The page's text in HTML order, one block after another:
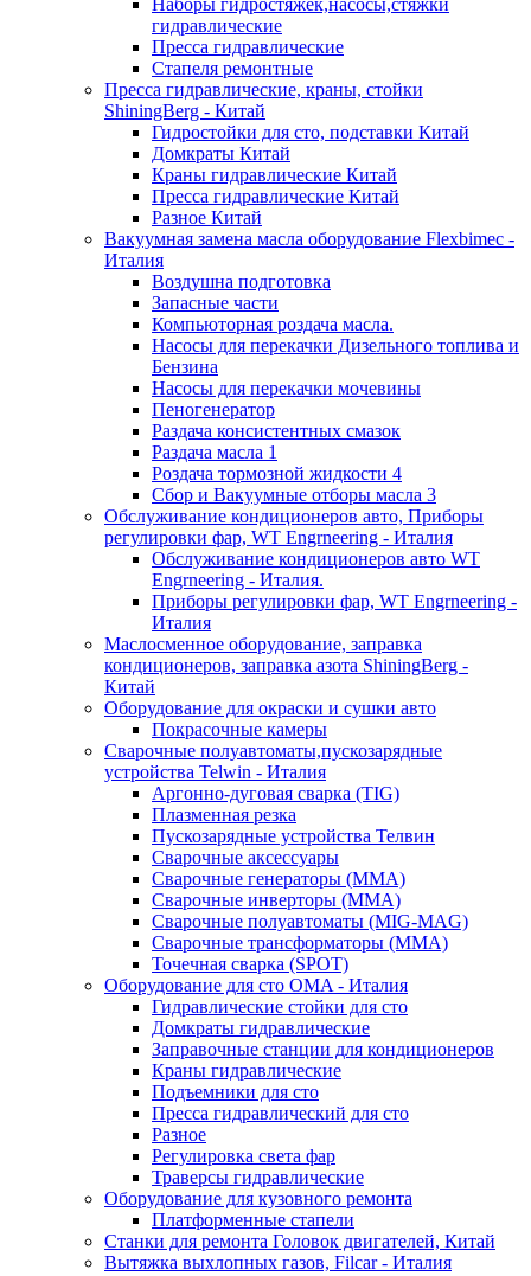
Наборы гидростяжек,насосы,стяжки
гидравлические
Пресса гидравлические
Стапеля ремонтные
Пресса гидравлические, краны, стойки
ShiningBerg - Китай
Гидростойки для сто, подставки Китай
Домкраты Китай
Краны гидравлические Китай
Пресса гидравлические Китай
Разное Китай
Вакуумная замена масла оборудование Flexbimeс -
Италия
Воздушна подготовка
Запасные части
Компьюторная роздача масла.
Насосы для перекачки Дизельного топлива и
Бензина
Насосы для перекачки мочевины
Пеногенератор
Раздача консистентных смазок
Раздача масла 1
Роздача тормозной жидкости 4
Сбор и Вакуумные отборы масла 3
Обслуживание кондиционеров авто, Приборы
регулировки фар, WT Engrneering - Италия
Обслуживание кондиционеров авто WT
Engrneering - Италия.
Приборы регулировки фар, WT Engrneering -
Италия
Маслосменное оборудование, заправка
кондиционеров, заправка азота ShiningBerg -
Китай
Оборудование для окраски и сушки авто
Покрасочные камеры
Сварочные полуавтоматы,пускозарядные
устройства Telwin - Италия
Аргонно-дуговая сварка (TIG)
Плазменная резка
Пускозарядные устройства Телвин
Сварочные аксессуары
Сварочные генераторы (MMA)
Сварочные инверторы (MMA)
Сварочные полуавтоматы (MIG-MAG)
Сварочные трансформаторы (MMA)
Точечная сварка (SPOT)
Оборудование для сто OMA - Италия
Гидравлические стойки для сто
Домкраты гидравлические
Заправочные станции для кондиционеров
Краны гидравлические
Подъемники для сто
Пресса гидравлический для сто
Разное
Регулировка света фар
Траверсы гидравлические
Оборудование для кузовного ремонта
Платформенные стапели
Станки для ремонта Головок двигателей, Китай
Вытяжка выхлопных газов, Filcar - Италия